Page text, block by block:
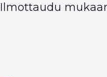
Ilmottaudu